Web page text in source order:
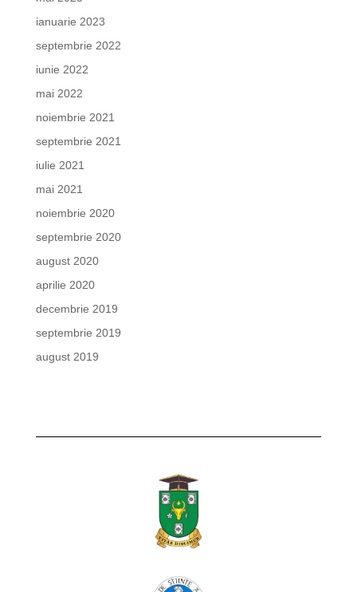
ianuarie 2023
septembrie 2022
iunie 2022
mai 2022
noiembrie 2021
septembrie 2021
iulie 2021
mai 2021
noiembrie 2020
septembrie 2020
august 2020
aprilie 2020
decembrie 2019
septembrie 2019
august 2019